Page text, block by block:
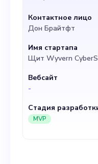
малого и
я активно
Контактное лицо
Дон Брайтфт
Имя стартапа
Щит Wyvern
Вебсайт
-
Стадия
MVP